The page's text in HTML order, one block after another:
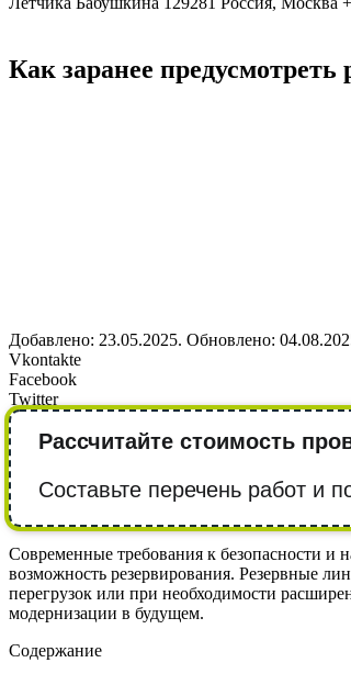
Как заранее
Добавлено: 23.05.2025. Обновлено:
Vkontakte
Facebook
Twitter
Рассчитайте стоимость
Составьте перечень работ и
Современные требования к безопасности и
возможность резервирования. Резервные
перегрузок или при необходимости
модернизации в будущем.
Содержание